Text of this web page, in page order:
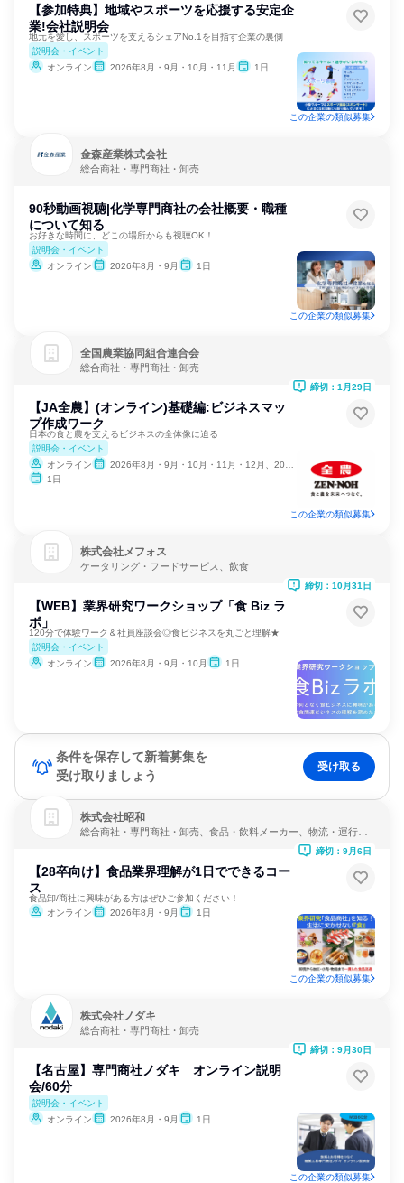
【参加特典】地域やスポーツを応援する安定企
業!会社説明会
地元を愛し、スポーツを支えるシェアNo.1を目指す企業の裏側
説明会・イベント
オンライン
2026年8月・9月・10月・11月 1日
この企業の類似募集
金森産業株式会社
総合商社・専門商社・卸売
90秒動画視聴|化学専門商社の会社概要・職種
について知る
お好きな時間に、どこの場所からも視聴OK！
説明会・イベント
オンライン
2026年8月・9月 1日
この企業の類似募集
全国農業協同組合連合会
総合商社・専門商社・卸売
【JA全農】(オンライン)基礎編:ビジネスマッ
プ作成ワーク
日本の食と農を支えるビジネスの全体像に迫る
説明会・イベント
オンライン
2026年8月・9月・10月・11月・12月、2027年1月・2月
1日
締切：1月29日
この企業の類似募集
株式会社メフォス
ケータリング・フードサービス、飲食
【WEB】業界研究ワークショップ「食 Biz ラ
ボ」
120分で体験ワーク＆社員座談会◎食ビジネスを丸ごと理解★
説明会・イベント
オンライン
2026年8月・9月・10月 1日
締切：10月31日
条件を保存して新着募集を
受け取りましょう
受け取る
株式会社昭和
総合商社・専門商社・卸売、食品・飲料メーカー、物流・運行管
【28卒向け】食品業界理解が1日でできるコー
ス
食品卸/商社に興味がある方はぜひご参加ください！
オンライン
2026年8月・9月 1日
締切：9月6日
この企業の類似募集
株式会社ノダキ
総合商社・専門商社・卸売
【名古屋】専門商社ノダキ オンライン説明
会/60分
説明会・イベント
オンライン
2026年8月・9月 1日
締切：9月30日
この企業の類似募集